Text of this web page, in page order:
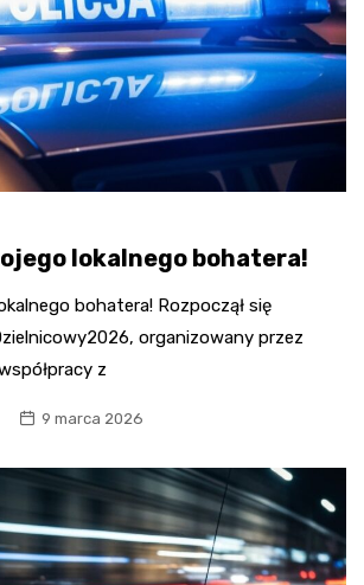
lokalnego bohatera!
bohatera! Rozpoczął się
organizowany przez
z
9 marca 2026